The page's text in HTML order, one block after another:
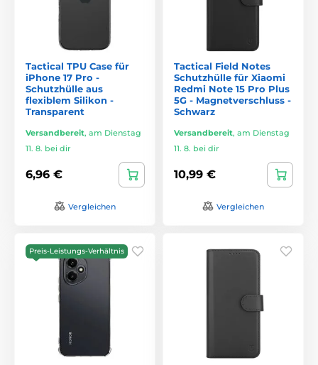
Tactical TPU Case für
iPhone 17 Pro -
Schutzhülle aus
flexiblem Silikon -
Transparent
Versandbereit, am Dienstag
11. 8. bei dir
6,96 €
Vergleichen
Tactical Field Notes
Schutzhülle für Xiaomi
Redmi Note 15 Pro Plus
5G - Magnetverschluss -
Schwarz
Versandbereit, am Dienstag
11. 8. bei dir
10,99 €
Vergleichen
Preis-Leistungs-Verhältnis